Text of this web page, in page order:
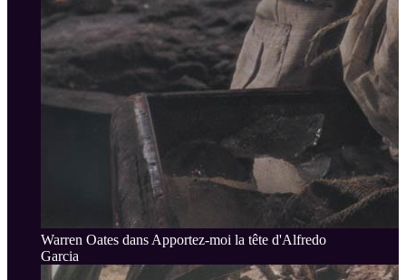
Warren Oates dans Apportez-moi la tête d'Alfredo
Garcia